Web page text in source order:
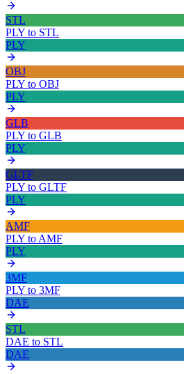
STL
PLY to STL
PLY
OBJ
PLY to OBJ
PLY
GLB
PLY to GLB
PLY
GLTF
PLY to GLTF
PLY
AMF
PLY to AMF
PLY
3MF
PLY to 3MF
DAE
STL
DAE to STL
DAE